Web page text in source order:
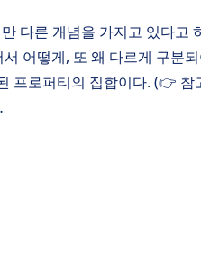
다른 개념을 가지고 있다고
어떻게, 또 왜 다르게 구분
프로퍼티의 집합이다. (👉